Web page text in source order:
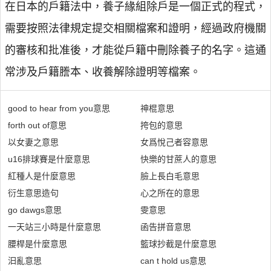
在日本的戶籍法中，養子緣組除戶是一個正式的程式，
需要按照法律規定提交相關檔案和證明，經過政府機關
的審核和批准後，才能從戶籍中刪除養子的名字。這通
常涉及戶籍謄本、收養解除證明等檔案。
good to hear from you意思
forth out of意思
以女妻之意思
u16排球賽是什麼意思
紅種人是什麼意思
衍生意思造句
go dawgs意思
一天站三小時是什麼意思
腰桿是什麼意思
汩亂意思
神棍意思
挎包的意思
女爲悅己者容意思
快樂的甘蔗人的意思
臉上長白毛意思
心之所在的意思
雯意思
函告拼音意思
籃球抄截是什麼意思
can t hold us意思